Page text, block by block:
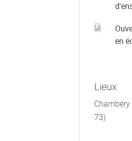
en
Lieux
73)